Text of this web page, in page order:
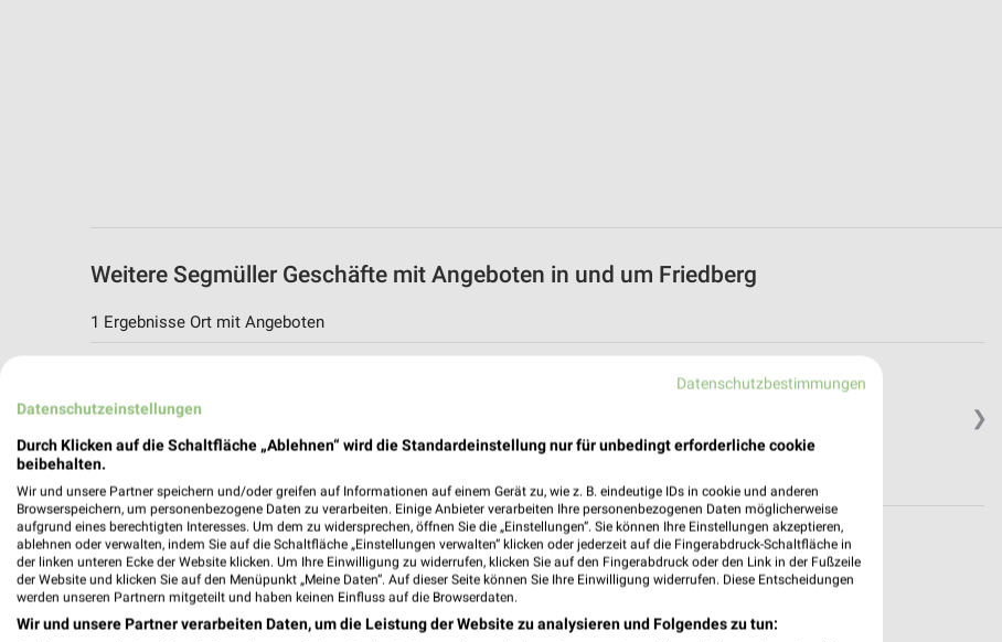
Weitere Segmüller Geschäfte mit Angeboten in und um Friedberg
1 Ergebnisse Ort mit Angeboten
❯
Parsdorf, Deutschland
499,71 km
Datenschutzbestimmungen
Datenschutzeinstellungen
Durch Klicken auf die Schaltfläche „Ablehnen“ wird die Standardeinstellung nur für unbedingt erforderliche cookie
beibehalten.
Wir und unsere Partner speichern und/oder greifen auf Informationen auf einem Gerät zu, wie z. B. eindeutige IDs in cookie und anderen
Browserspeichern, um personenbezogene Daten zu verarbeiten. Einige Anbieter verarbeiten Ihre personenbezogenen Daten möglicherweise
aufgrund eines berechtigten Interesses. Um dem zu widersprechen, öffnen Sie die „Einstellungen“. Sie können Ihre Einstellungen akzeptieren,
ablehnen oder verwalten, indem Sie auf die Schaltfläche „Einstellungen verwalten“ klicken oder jederzeit auf die Fingerabdruck-Schaltfläche in
der linken unteren Ecke der Website klicken. Um Ihre Einwilligung zu widerrufen, klicken Sie auf den Fingerabdruck oder den Link in der Fußzeile
der Website und klicken Sie auf den Menüpunkt „Meine Daten“. Auf dieser Seite können Sie Ihre Einwilligung widerrufen. Diese Entscheidungen
werden unseren Partnern mitgeteilt und haben keinen Einfluss auf die Browserdaten.
Wir und unsere Partner verarbeiten Daten, um die Leistung der Website zu analysieren und Folgendes zu tun: